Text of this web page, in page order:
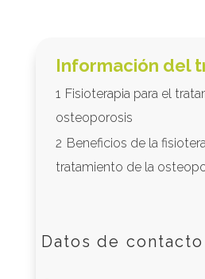
Información del
1 Fisioterapia para el
osteoporosis
2 Beneficios de la
tratamiento de la
Datos de contacto